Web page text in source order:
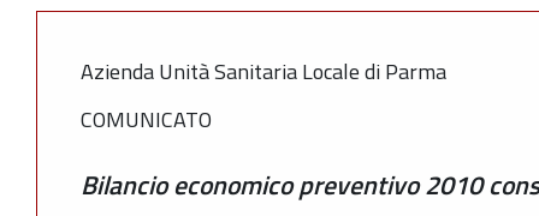
Azienda Unità Sanitaria Locale di Parma
COMUNICATO
Bilancio economico preventivo 2010